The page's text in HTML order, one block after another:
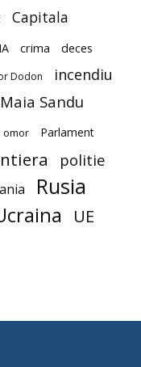
Capitala
crima deces
Dodon incendiu
Maia Sandu
omor Parlament
politie
Rusia
UE